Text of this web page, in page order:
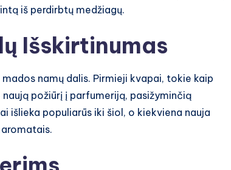
iš perdirbtų medžiagų.
Išskirtinumas
namų dalis. Pirmieji kvapai, tokie kaip
požiūrį į parfumeriją, pasižyminčią
išlieka populiarūs iki šiol, o kiekviena nauja